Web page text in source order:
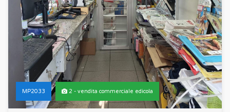
MP2033 2 - vendita commerciale edicola